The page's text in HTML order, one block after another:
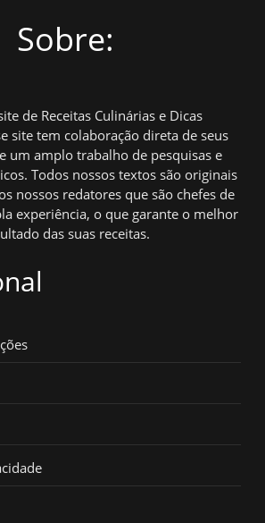
Sobre:
de Receitas Culinárias e Dicas
site tem colaboração direta de seus
um amplo trabalho de pesquisas e
Todos nossos textos são originais
nossos redatores que são chefes de
experiência, o que garante o melhor
das suas receitas.